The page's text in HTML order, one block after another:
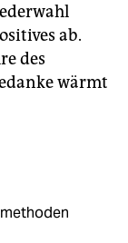
ab.
des
wärmt